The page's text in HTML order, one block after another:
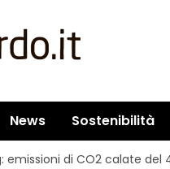
News Sostenibilità
emissioni di CO2 calate del